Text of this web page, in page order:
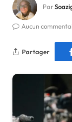
Par
Aucun
Partager